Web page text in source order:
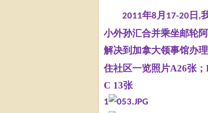
2011年8 月 17-20 日 ,
小外孙汇合并乘坐邮轮
解决到加拿大领事馆办
住社区一览照片A26张 ；
C 13张
1